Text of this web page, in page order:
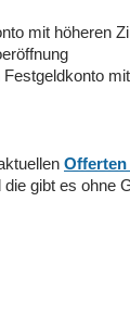
mit höheren
Offerten
die gibt es ohne